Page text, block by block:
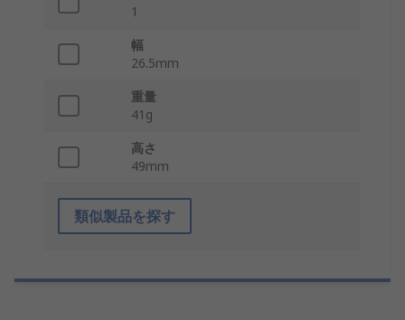
1
幅
26.5mm
重量
41g
高さ
49mm
類似製品を探す